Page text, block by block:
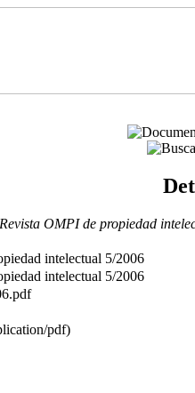
Revista OMPI de propiedad
intelectual 5/2006
intelectual 5/2006
pdf)